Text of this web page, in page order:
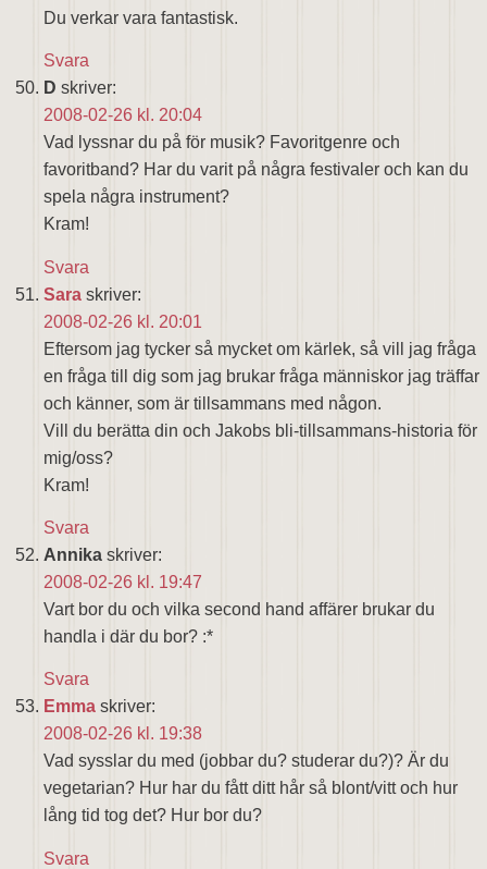
Du verkar vara fantastisk.
Svara
D skriver:
2008-02-26 kl. 20:04
Vad lyssnar du på för musik? Favoritgenre och
favoritband? Har du varit på några festivaler och kan du
spela några instrument?
Kram!
Svara
Sara skriver:
2008-02-26 kl. 20:01
Eftersom jag tycker så mycket om kärlek, så vill jag fråga
en fråga till dig som jag brukar fråga människor jag träffar
och känner, som är tillsammans med någon.
Vill du berätta din och Jakobs bli-tillsammans-historia för
mig/oss?
Kram!
Svara
Annika skriver:
2008-02-26 kl. 19:47
Vart bor du och vilka second hand affärer brukar du
handla i där du bor? :*
Svara
Emma skriver:
2008-02-26 kl. 19:38
Vad sysslar du med (jobbar du? studerar du?)? Är du
vegetarian? Hur har du fått ditt hår så blont/vitt och hur
lång tid tog det? Hur bor du?
Svara